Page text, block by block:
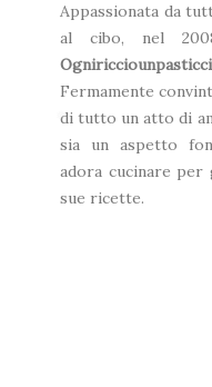
Appassionata da
al cibo, nel
Fermamente
di tutto un atto di
sia un aspetto
adora cucinare
sue ricette.
❅